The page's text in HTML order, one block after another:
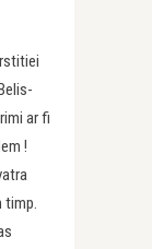
ar fi
!
timp.